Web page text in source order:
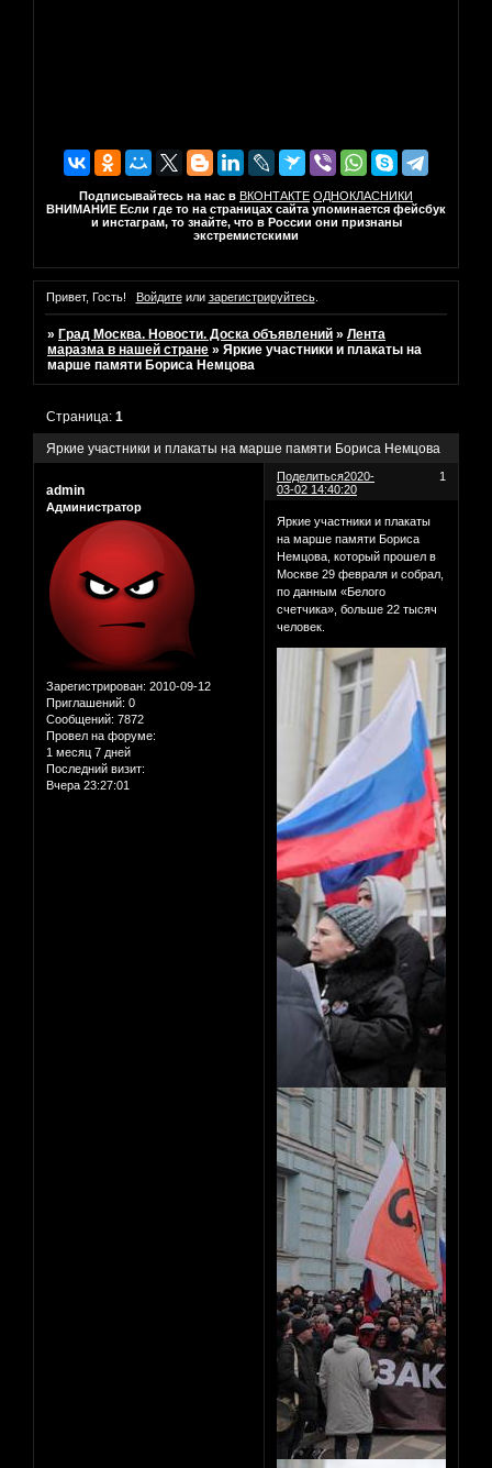
Подписывайтесь на нас в ВКОНТАКТЕ ОДНОКЛАСНИКИ
ВНИМАНИЕ Если где то на страницах сайта упоминается фейсбук
и инстаграм, то знайте, что в России они признаны
экстремистскими
Привет, Гость! Войдитеили зарегистрируйтесь.
» Град Москва. Новости. Доска объявлений »Лента
маразма в нашей стране »Яркие участники и плакаты на
марше памяти Бориса Немцова
Яркие участники и плакаты на марше памяти Бориса Немцова
Страница:1
Поделиться 1
2020-
03-02 14:40:20
admin
Администратор
Зарегистрирован: 2010-09-12
Приглашений: 0
Сообщений: 7872
Провел на форуме:
1 месяц 7 дней
Последний визит:
Вчера 23:27:01
Яркие участники и плакаты
на марше памяти Бориса
Немцова, который прошел в
Москве 29 февраля и собрал,
по данным «Белого
счетчика», больше 22 тысяч
человек.